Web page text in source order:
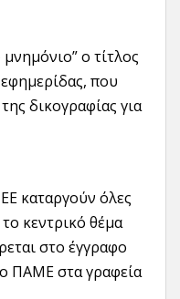
ο τίτλος
που
δικογραφίας για
καταργούν όλες
κεντρικό θέμα
στο έγγραφο
ΠΑΜΕ στα γραφεία